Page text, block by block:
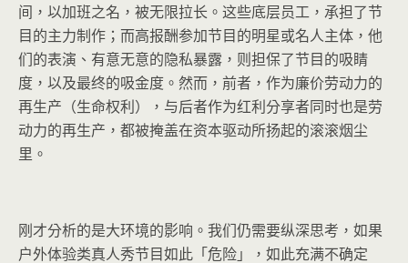
间，以加班之名，被无限拉长。这些底层员工，承担了节
目的主力制作；而高报酬参加节目的明星或名人主体，他
们的表演、有意无意的隐私暴露，则担保了节目的吸睛
度，以及最终的吸金度。然而，前者，作为廉价劳动力的
再生产（生命权利），与后者作为红利分享者同时也是劳
动力的再生产，都被掩盖在资本驱动所扬起的滚滚烟尘
里。
刚才分析的是大环境的影响。我们仍需要纵深思考，如果
户外体验类真人秀节目如此「危险」，如此充满不确定